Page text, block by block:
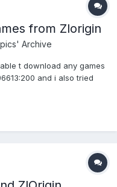
from Zlorigin
Archive
t download any games
and i also tried